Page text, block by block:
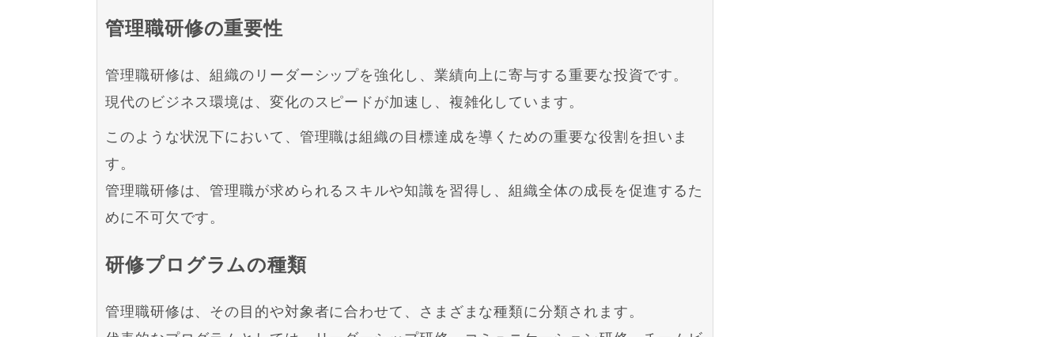
管理職研修の重要性
管理職研修は、組織のリーダーシップを強化し、業績向上に寄与する重要な投資です。
現代のビジネス環境は、変化のスピードが加速し、複雑化しています。
このような状況下において、管理職は組織の目標達成を導くための重要な役割を担いま
す。
管理職研修は、管理職が求められるスキルや知識を習得し、組織全体の成長を促進するた
めに不可欠です。
研修プログラムの種類
管理職研修は、その目的や対象者に合わせて、さまざまな種類に分類されます。